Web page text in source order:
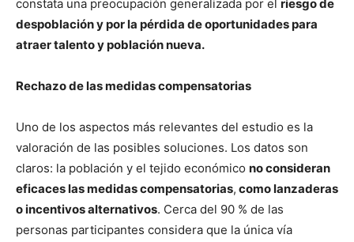
constata una preocupación generalizada por el riesgo de
despoblación y por la pérdida de oportunidades para
atraer talento y población nueva.
Rechazo de las medidas compensatorias
Uno de los aspectos más relevantes del estudio es la
valoración de las posibles soluciones. Los datos son
claros: la población y el tejido económico no consideran
eficaces las medidas compensatorias, como lanzaderas
o incentivos alternativos. Cerca del 90 % de las
personas participantes considera que la única vía